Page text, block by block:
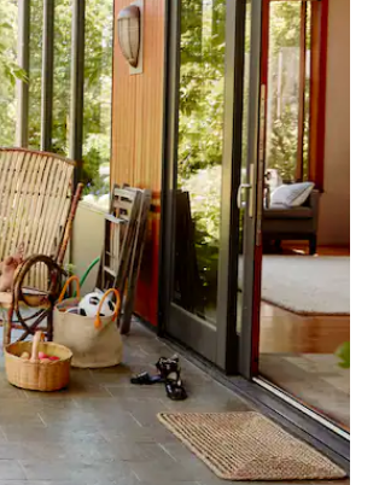
hacia arriba y hacia abajo, o bien tocando y